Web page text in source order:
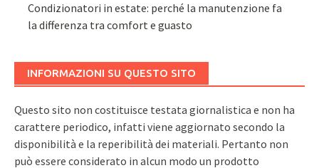
Condizionatori in estate: perché la manutenzione fa
la differenza tra comfort e guasto
INFORMAZIONI SU QUESTO SITO
Questo sito non costituisce testata giornalistica e non ha
carattere periodico, infatti viene aggiornato secondo la
disponibilità e la reperibilità dei materiali. Pertanto non
può essere considerato in alcun modo un prodotto